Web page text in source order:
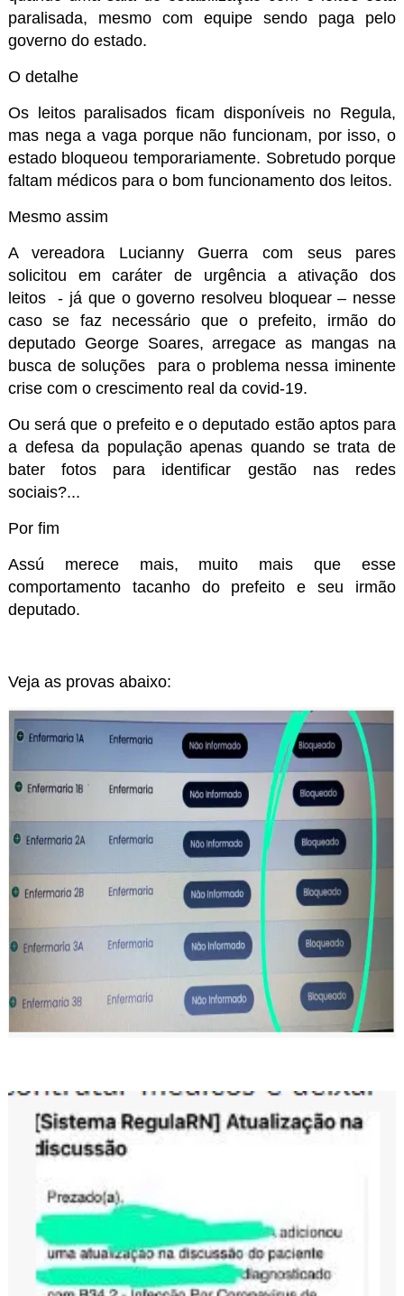
paralisada, mesmo com equipe sendo paga pelo
governo do estado.
O detalhe
Os leitos paralisados ficam disponíveis no Regula,
mas nega a vaga porque não funcionam, por isso, o
estado bloqueou temporariamente. Sobretudo porque
faltam médicos para o bom funcionamento dos leitos.
Mesmo assim
A vereadora Lucianny Guerra com seus pares
solicitou em caráter de urgência a ativação dos
leitos
- já que o governo resolveu bloquear – nesse
caso se faz necessário que o prefeito, irmão do
deputado George Soares, arregace as mangas na
busca de soluções
para o problema nessa iminente
crise com o crescimento real da covid-19.
Ou será que o prefeito e o deputado estão aptos para
a defesa da população apenas quando se trata de
bater fotos para identificar gestão nas redes
sociais?...
Por fim
Assú merece mais, muito mais que esse
comportamento tacanho do prefeito e seu irmão
deputado.
Veja as provas abaixo: